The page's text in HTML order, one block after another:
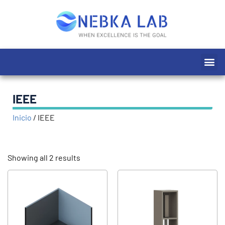
IEEE
Inicio / IEEE
Showing all 2 results